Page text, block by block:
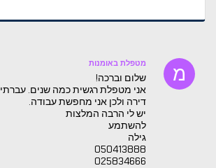
מטפלת באומנות
שלום וברכה!
אני מטפלת רגשית כמה שנים. עברתי
דירה ולכן אני מחפשת עבודה.
יש לי הרבה המלצות
להשתמע
גילה
050413888
025834666